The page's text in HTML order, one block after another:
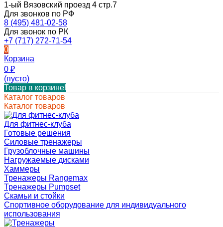
1-ый Вязовский проезд 4 стр.7
Для звонков по РФ
8 (495) 481-02-58
Для звонок по РК
+7 (717) 272-71-54
0
Корзина
0 ₽
(пусто)
Товар в корзине!
Каталог товаров
Каталог товаров
Для фитнес-клуба
Готовые решения
Силовые тренажеры
Грузоблочные машины
Нагружаемые дисками
Хаммеры
Тренажеры Rangemax
Тренажеры Pumpset
Скамьи и стойки
Спортивное оборудование для индивидуального
использования